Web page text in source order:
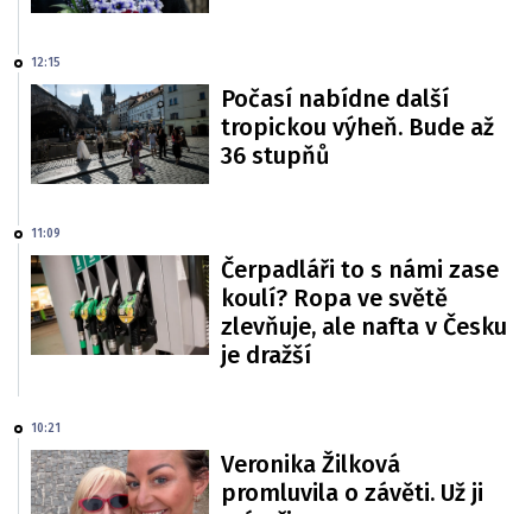
12:15
Počasí nabídne další
tropickou výheň. Bude až
36 stupňů
11:09
Čerpadláři to s námi zase
koulí? Ropa ve světě
zlevňuje, ale nafta v Česku
je dražší
10:21
Veronika Žilková
promluvila o závěti. Už ji